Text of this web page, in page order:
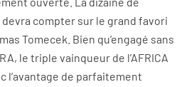
compter sur le grand favori
Tomecek. Bien qu’engagé sans
le triple vainqueur de l’AFRICA
l’avantage de parfaitement